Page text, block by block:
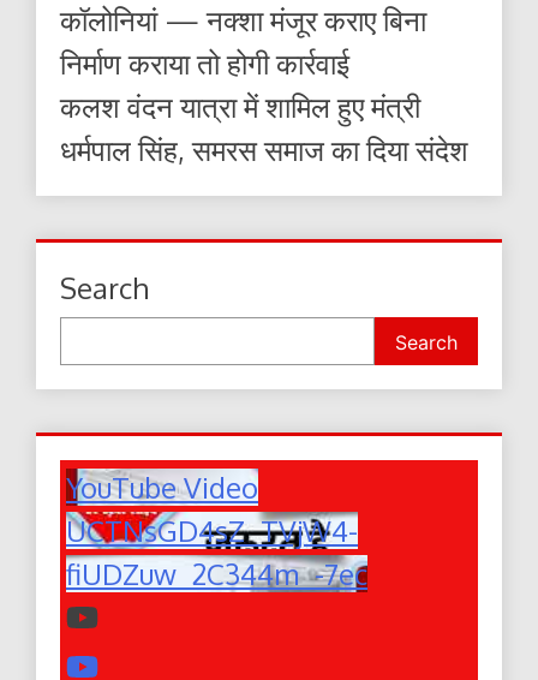
कॉलोनियां — नक्शा मंजूर कराए बिना
निर्माण कराया तो होगी कार्रवाई
कलश वंदन यात्रा में शामिल हुए मंत्री
धर्मपाल सिंह, समरस समाज का दिया संदेश
Search
Search
YouTube Video
UCTNsGD4sZ_TVjW4-
fiUDZuw_2C344m_-7ec